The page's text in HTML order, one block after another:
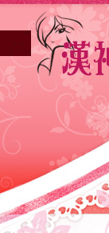
因不景氣的年代